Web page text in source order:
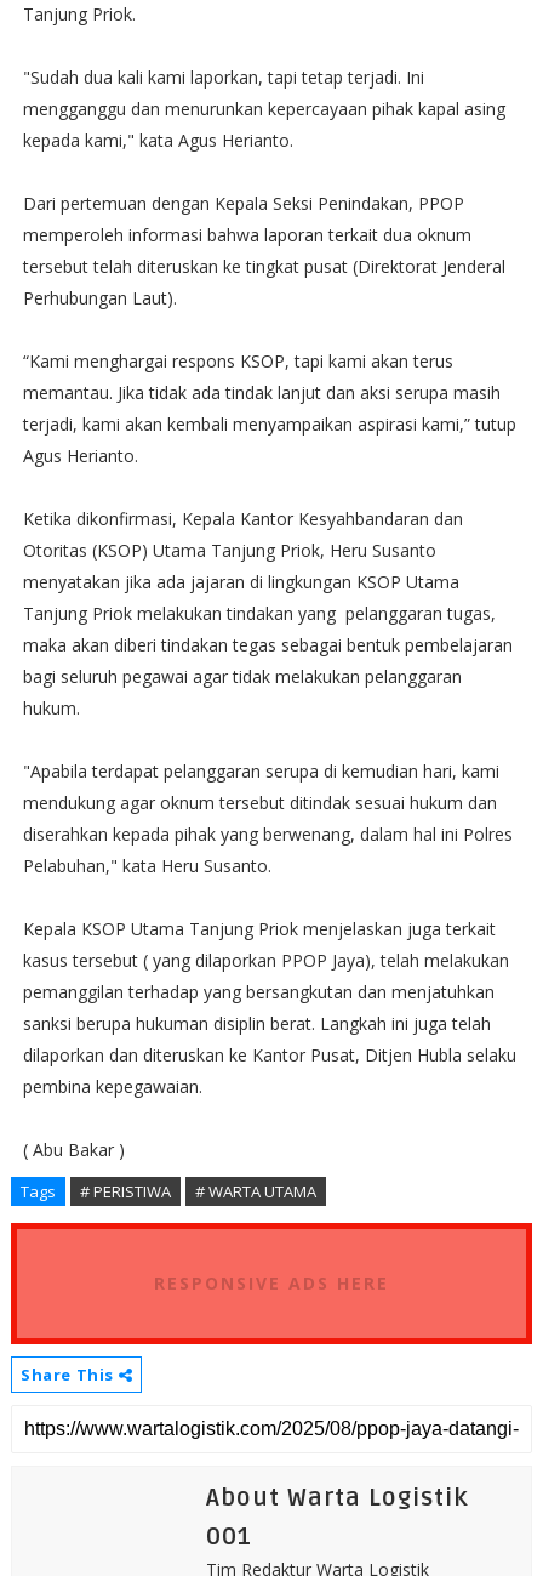
Tanjung Priok.
"Sudah dua kali kami laporkan, tapi tetap terjadi. Ini
mengganggu dan menurunkan kepercayaan pihak kapal asing
kepada kami," kata Agus Herianto.
Dari pertemuan dengan Kepala Seksi Penindakan, PPOP
memperoleh informasi bahwa laporan terkait dua oknum
tersebut telah diteruskan ke tingkat pusat (Direktorat Jenderal
Perhubungan Laut).
“Kami menghargai respons KSOP, tapi kami akan terus
memantau. Jika tidak ada tindak lanjut dan aksi serupa masih
terjadi, kami akan kembali menyampaikan aspirasi kami,” tutup
Agus Herianto.
Ketika dikonfirmasi, Kepala Kantor Kesyahbandaran dan
Otoritas (KSOP) Utama Tanjung Priok, Heru Susanto
menyatakan jika ada jajaran di lingkungan KSOP Utama
Tanjung Priok melakukan tindakan yang pelanggaran tugas,
maka akan diberi tindakan tegas sebagai bentuk pembelajaran
bagi seluruh pegawai agar tidak melakukan pelanggaran
hukum.
"Apabila terdapat pelanggaran serupa di kemudian hari, kami
mendukung agar oknum tersebut ditindak sesuai hukum dan
diserahkan kepada pihak yang berwenang, dalam hal ini Polres
Pelabuhan," kata Heru Susanto.
Kepala KSOP Utama Tanjung Priok menjelaskan juga terkait
kasus tersebut ( yang dilaporkan PPOP Jaya), telah melakukan
pemanggilan terhadap yang bersangkutan dan menjatuhkan
sanksi berupa hukuman disiplin berat. Langkah ini juga telah
dilaporkan dan diteruskan ke Kantor Pusat, Ditjen Hubla selaku
pembina kepegawaian.
( Abu Bakar )
Tags # PERISTIWA # WARTA UTAMA
RESPONSIVE ADS HERE
Share This
About Warta Logistik
001
Tim Redaktur Warta Logistik